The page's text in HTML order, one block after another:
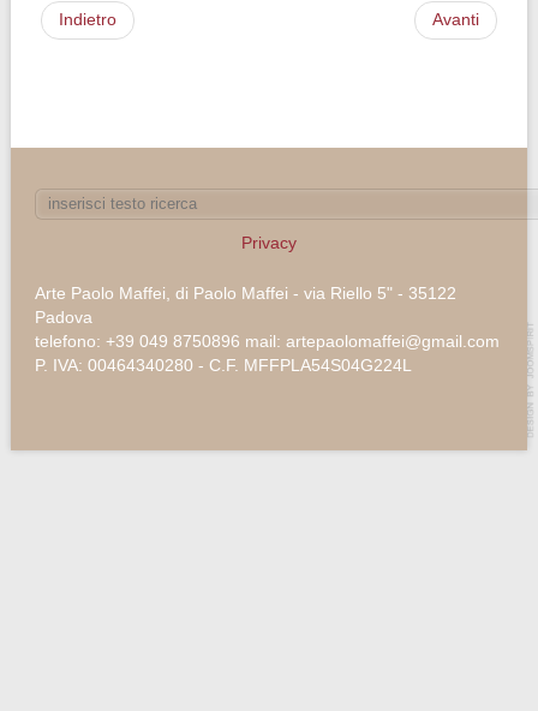
Indietro Avanti
Privacy
Arte Paolo Maffei, di Paolo Maffei - via Riello 5" - 35122
Padova
telefono: +39 049 8750896 mail: artepaolomaffei@gmail.com
P. IVA: 00464340280 - C.F. MFFPLA54S04G224L